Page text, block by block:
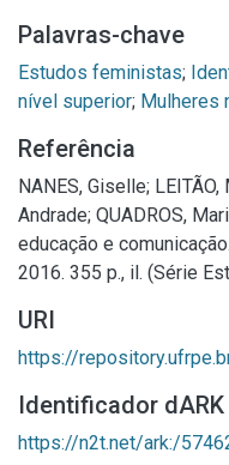
Palavras-chave
Estudos feministas;
nível superior; Mulheres
Referência
NANES, Giselle;
Andrade; QUADROS,
educação e
2016. 355 p., il. (Série
URI
https://
Identificador dARK
https://n2t.net/ark:/